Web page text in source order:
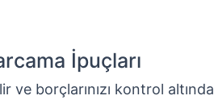
İpuçları
ve borçlarınızı kontrol altında